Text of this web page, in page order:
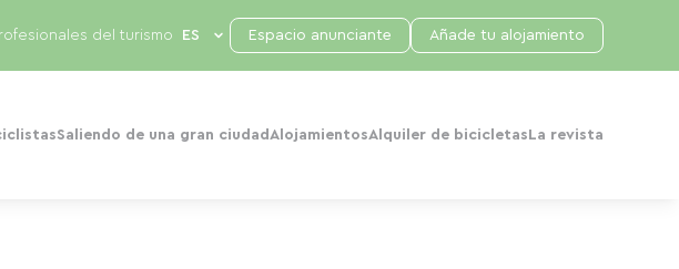
Saliendo de una gran ciudad AlojamientosAlquiler de bicicletas La revista
del turismo Espacio anunciante Añade tu alojamiento